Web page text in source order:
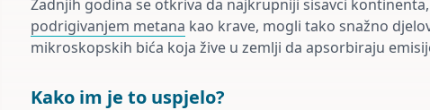
Zadnjih godina se otkriva da najkrupniji sisavci
podrigivanjem metana kao krave, mogli tako snažno
mikroskopskih bića koja žive u zemlji da apsorbiraju
Kako im je to uspjelo?